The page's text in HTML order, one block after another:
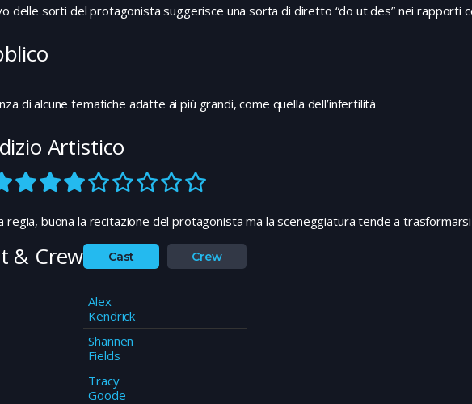
delle sorti del protagonista suggerisce una sorta di diretto “do ut des” nei rapporti
di alcune tematiche adatte ai più grandi, come quella dell’infertilità
Artistico
regia, buona la recitazione del protagonista ma la sceneggiatura tende a
& Crew Cast Crew
Alex
Kendrick
Shannen
Fields
Tracy
Goode